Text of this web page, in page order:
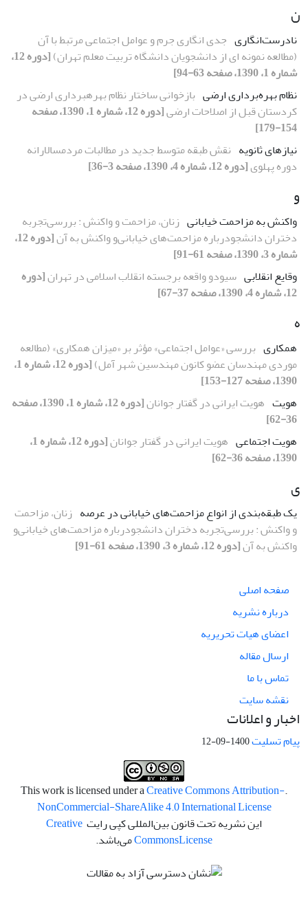
ن
نادرست‌انگارى جدى انگارى جرم و عوامل اجتماعى مرتبط با آن
(مطالعه نمونه اى از دانشجویان دانشگاه تربیت معلم تهران)
[دوره 12،
شماره 1، 1390، صفحه 63-94]
نظام بهره‌بردارى ارضى بازخوانى ساختار نظام بهرهبردارى ارضى در
کردستان قبل از اصلاحات ارضى
[دوره 12، شماره 1، 1390، صفحه
154-179]
نیازهاى ثانویه نقش طبقه متوسط جدید در مطالبات مردمسالارانه
دوره پهلوى[دوره 12، شماره 4، 1390، صفحه 3-36]
و
واکنش به مزاحمت خیابانى زنان، مزاحمت و واکنش : بررسى‌تجربه
دختران دانشجودرباره مزاحمت‌هاى خیابانى‌و واکنش به آن
[دوره 12،
شماره 3، 1390، صفحه 61-91]
وقایع انقلابى سىودو واقعه برجسته انقلاب اسلامى در تهران[دوره
12، شماره 4، 1390، صفحه 37-67]
ه
همکارى بررسى «عوامل اجتماعى» مؤثر بر «میزان همکارى» (مطالعه
موردى مهندسان عضو کانون مهندسین شهر آمل)
[دوره 12، شماره 1،
1390، صفحه 127-153]
هویت هویت ایرانى در گفتار جوانان
[دوره 12، شماره 1، 1390، صفحه
36-62]
هویت اجتماعى هویت ایرانى در گفتار جوانان
[دوره 12، شماره 1،
1390، صفحه 36-62]
ی
یک طبقه‌بندى از انواع مزاحمت‌هاى خیابانى در عرصه زنان، مزاحمت
و واکنش : بررسى‌تجربه دختران دانشجودرباره مزاحمت‌هاى خیابانى‌و
واکنش به آن[دوره 12، شماره 3، 1390، صفحه 61-91]
صفحه اصلی
درباره نشریه
اعضای هیات تحریریه
ارسال مقاله
تماس با ما
نقشه سایت
اخبار و اعلانات
پیام تسلیت1400-09-12
.This work is licensed under a
Creative Commons Attribution-
NonCommercial-ShareAlike 4.0 International License
این نشریه تحت قانون بین‌المللی کپی رایت Creative
CommonsLicense می‌باشد.